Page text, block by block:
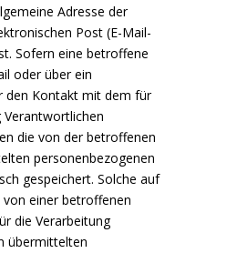
Adresse der
Post (E-Mail-
Sofern eine betroffene
oder über ein
den Kontakt mit dem für
Verantwortlichen
die von der betroffenen
personenbezogenen
gespeichert. Solche auf
einer betroffenen
die Verarbeitung
übermittelten